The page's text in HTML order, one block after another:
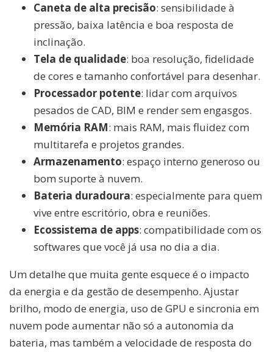
Caneta de alta precisão: sensibilidade à
pressão, baixa latência e boa resposta de
inclinação.
Tela de qualidade: boa resolução, fidelidade
de cores e tamanho confortável para desenhar.
Processador potente: lidar com arquivos
pesados de CAD, BIM e render sem engasgos.
Memória RAM: mais RAM, mais fluidez com
multitarefa e projetos grandes.
Armazenamento: espaço interno generoso ou
bom suporte à nuvem.
Bateria duradoura: especialmente para quem
vive entre escritório, obra e reuniões.
Ecossistema de apps: compatibilidade com os
softwares que você já usa no dia a dia.
Um detalhe que muita gente esquece é o impacto
da energia e da gestão de desempenho. Ajustar
brilho, modo de energia, uso de GPU e sincronia em
nuvem pode aumentar não só a autonomia da
bateria, mas também a velocidade de resposta do